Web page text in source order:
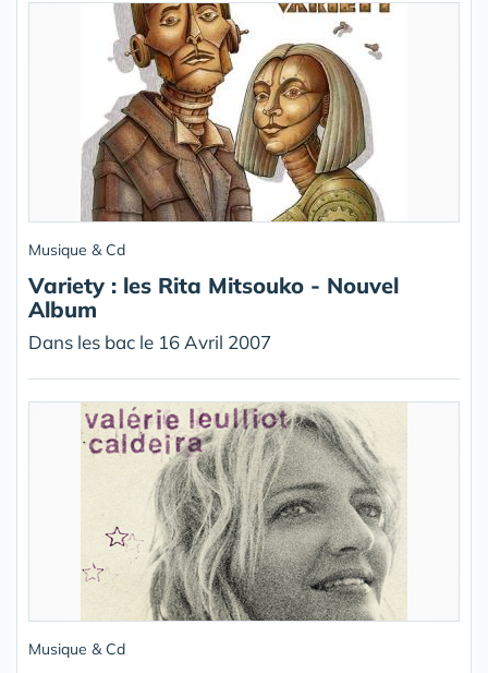
Musique & Cd
Variety : les Rita Mitsouko - Nouvel
Album
Dans les bac le 16 Avril 2007
Musique & Cd